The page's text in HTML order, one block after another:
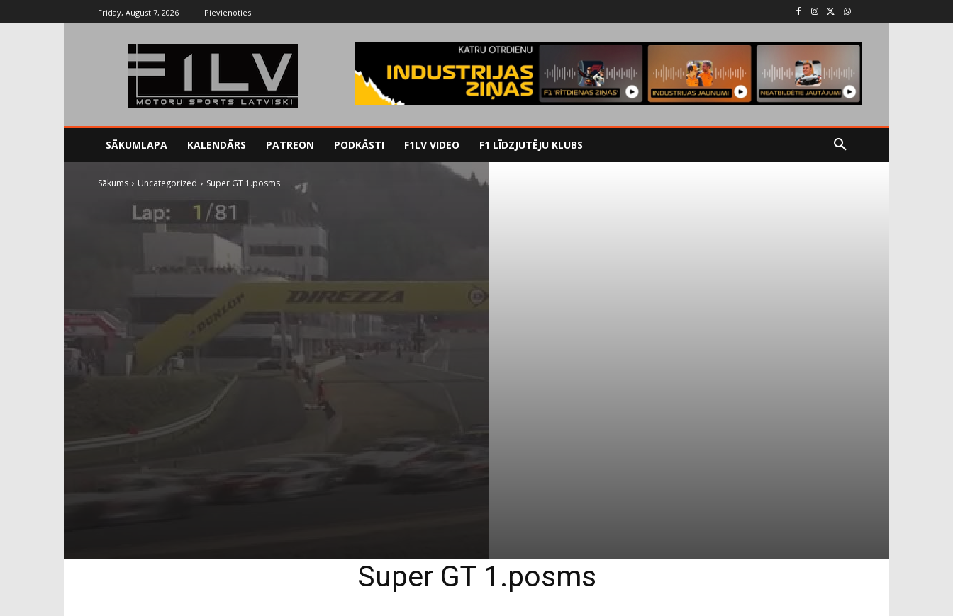
Friday, August 7, 2026 Pievienoties
SĀKUMLAPA KALENDĀRS PATREON PODKĀSTI F1LV VIDEO F1 LĪDZJUTĒJU KLUBS
Sākums Uncategorized Super GT 1.posms
Super GT 1.posms